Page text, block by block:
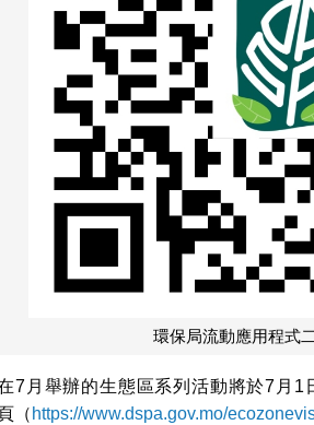
環保局流動應用程式
7月舉辦的生態區系列活動將於7月
（ https://www.dspa.gov.mo/